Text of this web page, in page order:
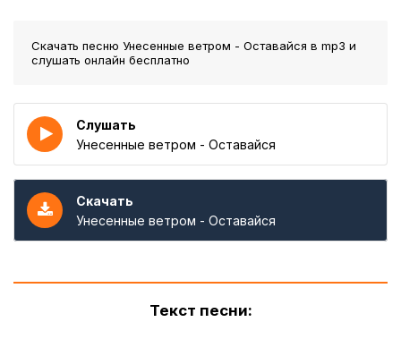
Скачать песню Унесенные ветром - Оставайся в mp3 и
слушать онлайн бесплатно
Слушать
Унесенные ветром - Оставайся
Скачать
Унесенные ветром - Оставайся
Текст песни: